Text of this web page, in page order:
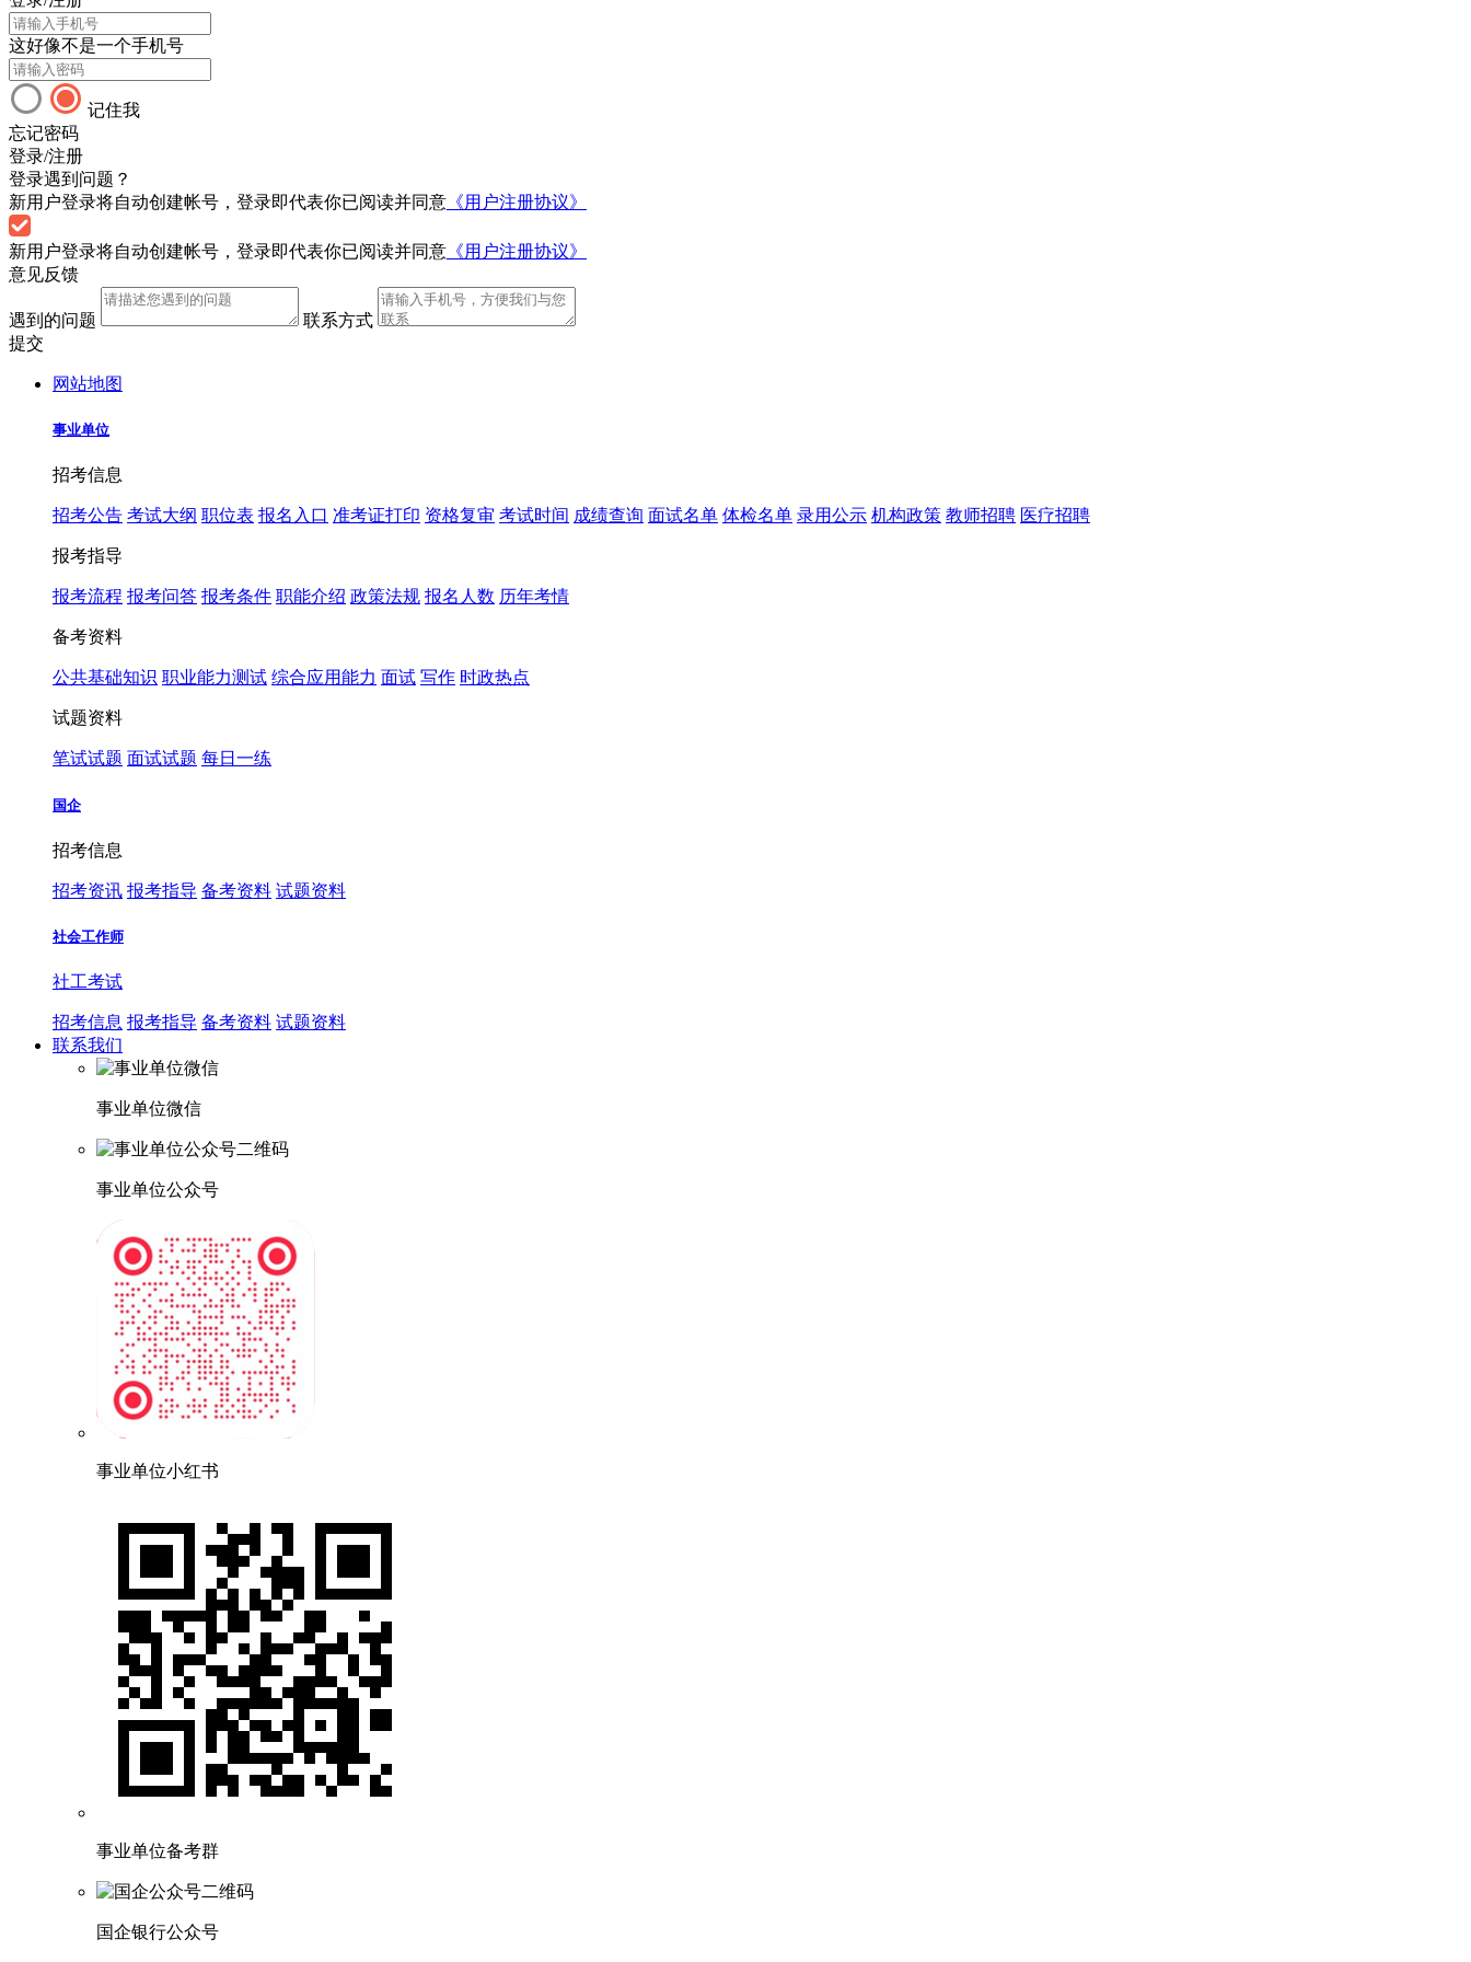
这好像不是一个手机号
记住我
忘记密码
登录/注册
登录遇到问题？
新用户登录将自动创建帐号，登录即代表你已阅读并同意 《用户注册协议》
新用户登录将自动创建帐号，登录即代表你已阅读并同意 《用户注册协议》
意见反馈
遇到的问题
联系方式
提交
网站地图
事业单位
招考信息
招考公告 考试大纲 职位表 报名入口 准考证打印 资格复审 考试时间 成绩查询 面试名单 体检名单 录用公示 机构政策 教师招聘 医疗招聘
报考指导
报考流程 报考问答 报考条件 职能介绍 政策法规 报名人数 历年考情
备考资料
公共基础知识 职业能力测试 综合应用能力 面试 写作 时政热点
试题资料
笔试试题 面试试题 每日一练
国企
招考信息
招考资讯 报考指导 备考资料 试题资料
社会工作师
社工考试
招考信息 报考指导 备考资料 试题资料
联系我们
事业单位微信
事业单位公众号
事业单位小红书
事业单位备考群
国企银行公众号